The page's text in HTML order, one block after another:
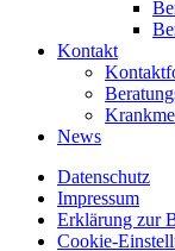
Kontakt
News
Datenschutz
Impressum
Erklärung zur
Cookie-